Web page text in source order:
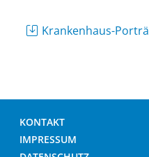
Krankenhaus-
KONTAKT
IMPRESSUM